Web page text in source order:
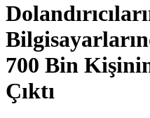
700 Bin
Çıktı